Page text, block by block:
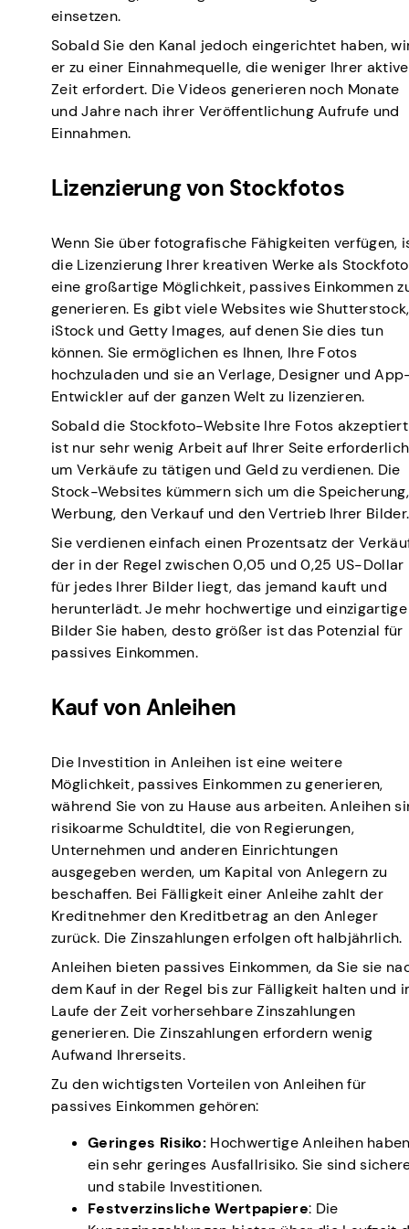
einsetzen.
Sobald Sie den Kanal jedoch eingerichtet haben,
er zu einer Einnahmequelle, die weniger Ihrer
Zeit erfordert. Die Videos generieren noch Monate
und Jahre nach ihrer Veröffentlichung Aufrufe und
Einnahmen.
Lizenzierung von Stockfotos
Wenn Sie über fotografische Fähigkeiten verfügen,
die Lizenzierung Ihrer kreativen Werke als
eine großartige Möglichkeit, passives Einkommen
generieren. Es gibt viele Websites wie Shutterstock,
iStock und Getty Images, auf denen Sie dies tun
können. Sie ermöglichen es Ihnen, Ihre Fotos
hochzuladen und sie an Verlage, Designer und
Entwickler auf der ganzen Welt zu lizenzieren.
Sobald die Stockfoto-Website Ihre Fotos
ist nur sehr wenig Arbeit auf Ihrer Seite
um Verkäufe zu tätigen und Geld zu verdienen. Die
Stock-Websites kümmern sich um die Speicherung,
Werbung, den Verkauf und den Vertrieb Ihrer Bilder.
Sie verdienen einfach einen Prozentsatz der
der in der Regel zwischen 0,05 und 0,25 US-Dollar
für jedes Ihrer Bilder liegt, das jemand kauft und
herunterlädt. Je mehr hochwertige und einzigartige
Bilder Sie haben, desto größer ist das Potenzial für
passives Einkommen.
Kauf von Anleihen
Die Investition in Anleihen ist eine weitere
Möglichkeit, passives Einkommen zu generieren,
während Sie von zu Hause aus arbeiten. Anleihen
risikoarme Schuldtitel, die von Regierungen,
Unternehmen und anderen Einrichtungen
ausgegeben werden, um Kapital von Anlegern zu
beschaffen. Bei Fälligkeit einer Anleihe zahlt der
Kreditnehmer den Kreditbetrag an den Anleger
zurück. Die Zinszahlungen erfolgen oft halbjährlich.
Anleihen bieten passives Einkommen, da Sie sie
dem Kauf in der Regel bis zur Fälligkeit halten und
Laufe der Zeit vorhersehbare Zinszahlungen
generieren. Die Zinszahlungen erfordern wenig
Aufwand Ihrerseits.
Zu den wichtigsten Vorteilen von Anleihen für
passives Einkommen gehören:
Geringes Risiko: Hochwertige Anleihen
ein sehr geringes Ausfallrisiko. Sie sind
und stabile Investitionen.
Festverzinsliche Wertpapiere: Die